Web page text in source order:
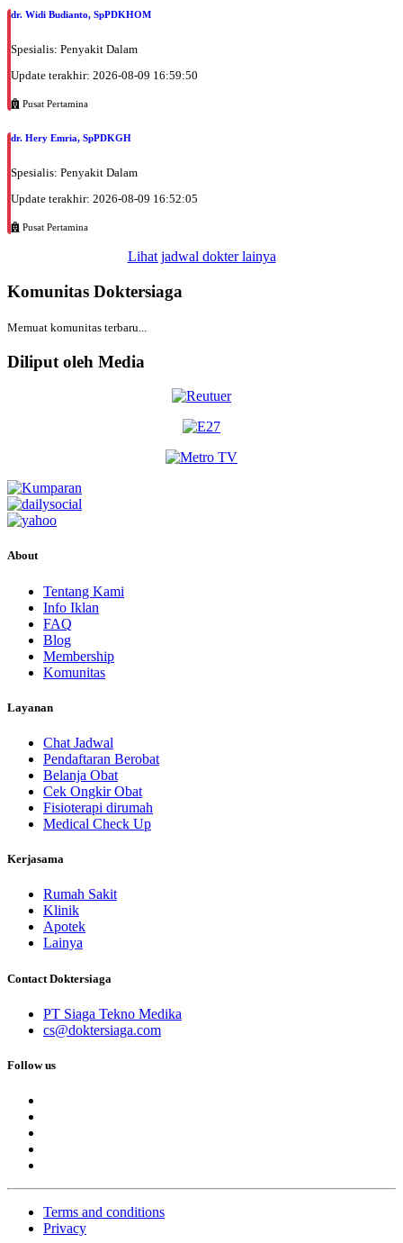
dr. Widi Budianto, SpPDKHOM
Spesialis: Penyakit Dalam
Update terakhir: 2026-08-09 16:59:50
Pusat Pertamina
dr. Hery Emria, SpPDKGH
Spesialis: Penyakit Dalam
Update terakhir: 2026-08-09 16:52:05
Pusat Pertamina
Lihat jadwal dokter lainya
Komunitas Doktersiaga
Memuat komunitas terbaru...
Diliput oleh Media
About
Tentang Kami
Info Iklan
FAQ
Blog
Membership
Komunitas
Layanan
Chat Jadwal
Pendaftaran Berobat
Belanja Obat
Cek Ongkir Obat
Fisioterapi dirumah
Medical Check Up
Kerjasama
Rumah Sakit
Klinik
Apotek
Lainya
Contact Doktersiaga
PT Siaga Tekno Medika
cs@doktersiaga.com
Follow us
Terms and conditions
Privacy